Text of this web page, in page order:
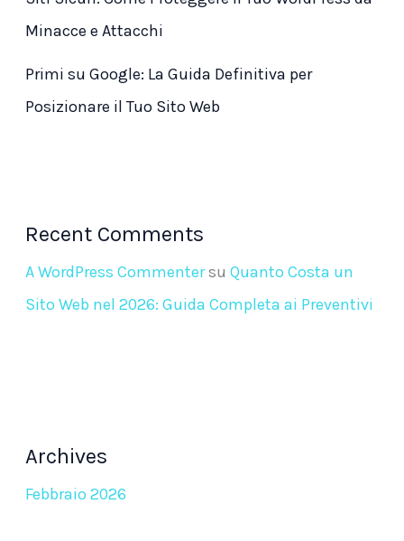
Minacce e Attacchi
Primi su Google: La Guida Definitiva per
Posizionare il Tuo Sito Web
Recent Comments
A WordPress Commentersu Quanto Costa un
Sito Web nel 2026: Guida Completa ai Preventivi
Archives
Febbraio 2026